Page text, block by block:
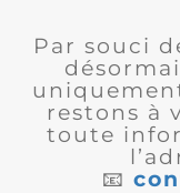
Par souci
restons à
toute
📧